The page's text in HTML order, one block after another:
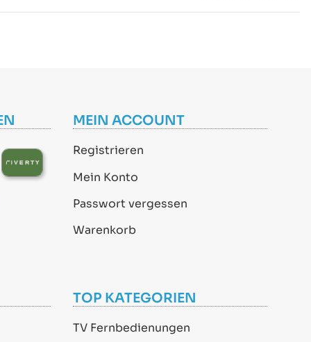
MEIN ACCOUNT
Registrieren
Mein Konto
Passwort vergessen
Warenkorb
TOP KATEGORIEN
TV Fernbedienungen